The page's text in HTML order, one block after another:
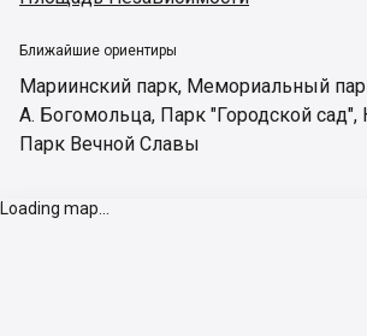
Ближайшие ориентиры
Мариинский парк, Мемориальный
А. Богомольца, Парк "Городской сад",
Парк Вечной Славы
Loading map...